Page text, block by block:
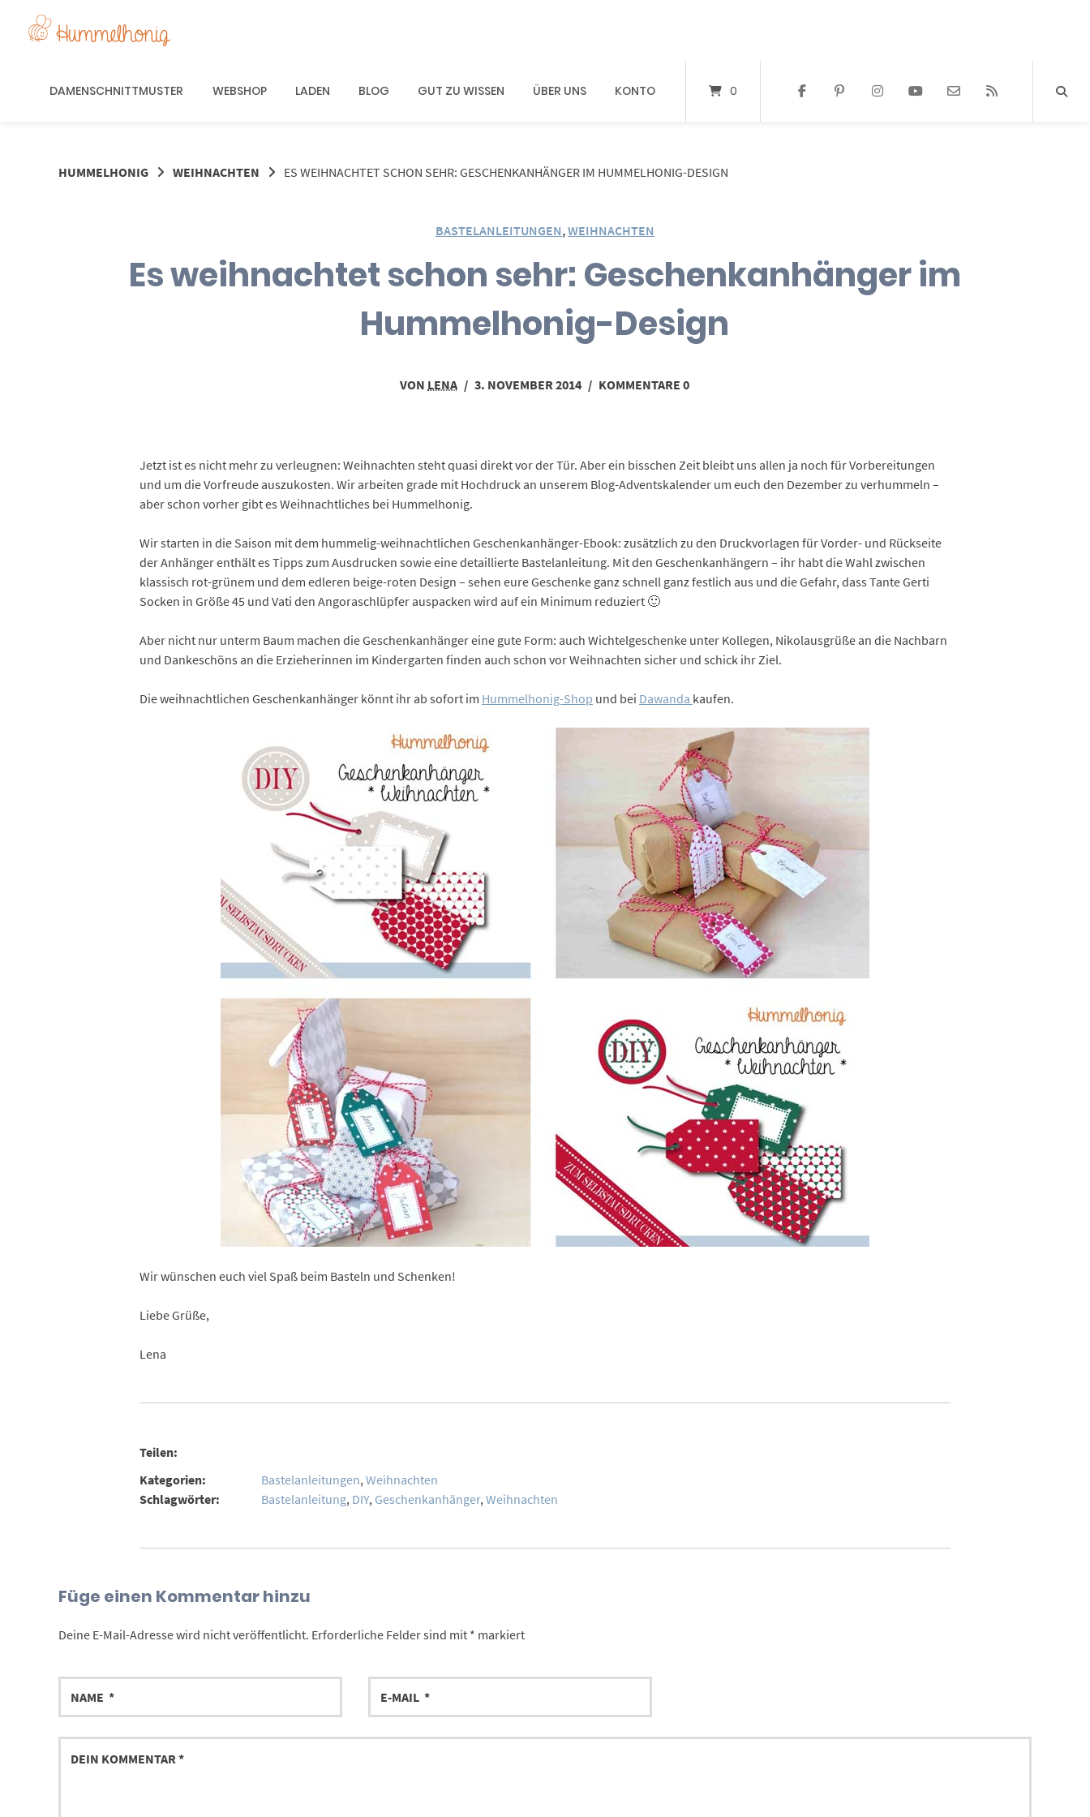
DAMENSCHNITTMUSTER WEBSHOP LADEN BLOG GUT ZU WISSEN ÜBER UNS KONTO 0
HUMMELHONIG WEIHNACHTEN ES WEIHNACHTET SCHON SEHR: GESCHENKANHÄNGER IM HUMMELHONIG-DESIGN
BASTELANLEITUNGEN,WEIHNACHTEN
Es weihnachtet schon sehr: Geschenkanhänger im
Hummelhonig-Design
VON LENA / 3. NOVEMBER 2014 / KOMMENTARE 0
Jetzt ist es nicht mehr zu verleugnen: Weihnachten steht quasi direkt vor der Tür. Aber ein bisschen Zeit bleibt uns allen ja noch für Vorbereitungen
und um die Vorfreude auszukosten. Wir arbeiten grade mit Hochdruck an unserem Blog-Adventskalender um euch den Dezember zu verhummeln –
aber schon vorher gibt es Weihnachtliches bei Hummelhonig.
Wir starten in die Saison mit dem hummelig-weihnachtlichen Geschenkanhänger-Ebook: zusätzlich zu den Druckvorlagen für Vorder- und Rückseite
der Anhänger enthält es Tipps zum Ausdrucken sowie eine detaillierte Bastelanleitung. Mit den Geschenkanhängern – ihr habt die Wahl zwischen
klassisch rot-grünem und dem edleren beige-roten Design – sehen eure Geschenke ganz schnell ganz festlich aus und die Gefahr, dass Tante Gerti
Socken in Größe 45 und Vati den Angoraschlüpfer auspacken wird auf ein Minimum reduziert 🙂
Aber nicht nur unterm Baum machen die Geschenkanhänger eine gute Form: auch Wichtelgeschenke unter Kollegen, Nikolausgrüße an die Nachbarn
und Dankeschöns an die Erzieherinnen im Kindergarten finden auch schon vor Weihnachten sicher und schick ihr Ziel.
Die weihnachtlichen Geschenkanhänger könnt ihr ab sofort im Hummelhonig-Shop und bei Dawanda kaufen.
Wir wünschen euch viel Spaß beim Basteln und Schenken!
Liebe Grüße,
Lena
Teilen:
Kategorien:
Bastelanleitungen, Weihnachten
Schlagwörter:
Bastelanleitung, DIY, Geschenkanhänger, Weihnachten
Füge einen Kommentar hinzu
Deine E-Mail-Adresse wird nicht veröffentlicht. Erforderliche Felder sind mit * markiert
MAIL
KOMMENTAR